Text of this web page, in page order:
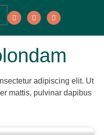
adipiscing elit. Ut
mattis, pulvinar dapibus